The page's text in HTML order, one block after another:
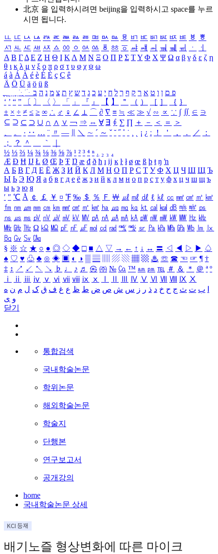
北京 을 입력하시려면 beijing을 입력하시고 space를 누르
시면 됩니다.
ㅥ ㅦ ㅧ ㅨ ㅩ ㅪ ㅫ ㅬ ㅭ ㅮ ㅯ ㅰ ㅱ ㅲ ㅳ ㅴ ㅵ ㅶ ㅷ ㅸ
ㅹ
ㅺ ㅻ ㅼ ㅽ ㅾ ㅿ ㆀ ㆁ ㆂ ㆃ ㆄ ㆅ ㆆ ㆇ ㆈ ㆉ ㆊ ㆋ ㆌ ㆍ
ㆎ
Α Β ΓΔ Ε Ζ Η Θ Ι ΚΛ Μ Ν Ξ Ο Π Ρ Σ ΤΥ Φ Χ Ψ Ω α β γ δ ε ζ η
θ ι κ λ μ ν ξ ο π ρ σ τ υ φ χ ψ ω
á à Á À é è É È ç Ç ê
Ä Ö Ü ä ö ü ß
ִֶֹ ֻּ ׁׂ פ ם ן ו ט א ר ק ף ך ל ח י ע כ ג ד ש ץ ת צ מ נ ה ב
‘ ’ “ ” 〔 〕 〈 〉 「 」 『 』 【 】 ＂ （ ） ［ ］ ｛ ｝
± × ÷ ≠ ≤ ≥ ∞ ∴ ♂ ♀ ∠ ⊥ ⌒ ∂ ∇ ≡ ≒ ≪ ≫ √ ∽ ∝ ∵ ∫ ∬ ∈ ∋
⊆ ⊇ ⊂ ⊃ ∪ ∩ ∧ ∨ ￢ ⇒ ⇔ ∀ ∃ ∮ ∑ ∏ ＋ － ＜ ＝
＞
、
。 · ‥ … ¨ 〃 ― ＼ ∼ ´ ～ ˇ ˘ ˝ ˚ ˙ ¸ ¡ ¿ ː ！ ＇ ， ． ／
：
；
？ ＾ ｀
½ ⅓ ⅔ ¼ ¾ ⅛ ⅜ ⅝ ⅞ ¹ ² ³ ⁴ ⁿ ₁ ₂ ₃ ₄
Æ Ð Ħ Ĳ Ł Ø Œ Þ Ŧ Ŋ æ đ ð ħ ı ĳ ĸ ŀ ł ø œ ß þ ŧ ŋ ŉ
А Б В Г Д Е Ё Ж З И Й К Л М Н О П Р С Т У Ф Х Ц Ч Ш Щ Ъ
Ы Ь Э Ю Я а б в г д е ё ж з и й к л м н о п р с т у ф х ц ч ш щ ъ
ы ь э ю я
′ ″ ℃ Å ￠ ￡ ￥ ¤ ℉ ‰ ＄ ％ Ｆ ￦ ㎕ ㎖ ㎗ ℓ ㎘ ㏄ ㎣ ㎤ ㎥ ㎦
㎙ ㎚ ㎛ ㎜ ㎝ ㎞ ㎟ ㎠ ㎡ ㎢ ㏊ ㎍ ㎎ ㎏ ㏏ ㎈ ㎉ ㏈ ㎧ ㎨ ㎰
㎱ ㎲ ㎳ ㎴ ㎵ ㎶ ㎷ ㎸ ㎹ ㎀ ㎁ ㎂ ㎃ ㎄ ㎺ ㎻ ㎽ ㎾ ㎿ ㎐ ㎑
㎒ ㎓ ㎔ Ω ㏀ ㏁ ㎊ ㎋ ㎌ ㏖ ㏅ ㎭ ㎮ ㎯ ㏛ ㎩ ㎪ ㎫ ㎬ ㏝ ㏐
㏓
㏃ ㏉ ㏜ ㏆
§ ※ ☆ ★ ○ ● ◎ ◇ ◆ □ ■ △ ▽ → ← ↑ ↓ ↔ 〓 ◁ ◀ ▷ ▶ ♤
♠ ♡ ♥ ♧ ♣ ⊙ ◈ ▣ ◐ ◑ ▒ ▤ ▨ ▧ ▦ ▩ ♨ ☏ ☎ ☜ ☞ ¶ †
‡ ↕ ↗ ↙ ↖ ↘ ♭ ♩ ♪ ♬ ㉿ ㈜ № ㏇ ™ ㏂ ㏘ ℡ ＃ ＆ ＊ ＠ ª º
ⅰ
ⅱ ⅲ ⅳ ⅴ ⅵ ⅶ ⅷ ⅸ ⅹ Ⅳ Ⅴ Ⅵ Ⅶ Ⅷ Ⅸ Ⅹ
ب ت ث ج ح خ د ذ ر ز س ش ص ض ط ظ ع غ ف ق ک ل م ن ه
و ی
닫기
통합검색
국내학술논문
학위논문
해외학술논문
학술지
단행본
연구보고서
공개강의
home
국내학술논문 상세
배기노즐 형상변화에 따른 마이크